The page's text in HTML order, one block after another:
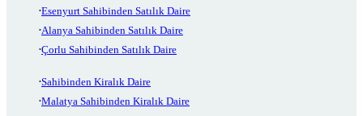
Esenyurt Sahibinden Satılık Daire
Alanya Sahibinden Satılık Daire
Çorlu Sahibinden Satılık Daire
Sahibinden Kiralık Daire
Malatya Sahibinden Kiralık Daire